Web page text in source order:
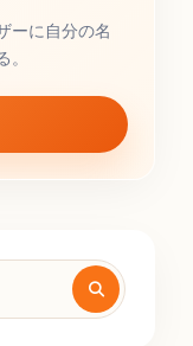
ーに自分の名